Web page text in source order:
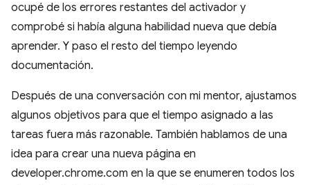
ocupé de los errores restantes del activador y
comprobé si había alguna habilidad nueva que debía
aprender. Y paso el resto del tiempo leyendo
documentación.
Después de una conversación con mi mentor, ajustamos
algunos objetivos para que el tiempo asignado a las
tareas fuera más razonable. También hablamos de una
idea para crear una nueva página en
developer.chrome.com en la que se enumeren todos los